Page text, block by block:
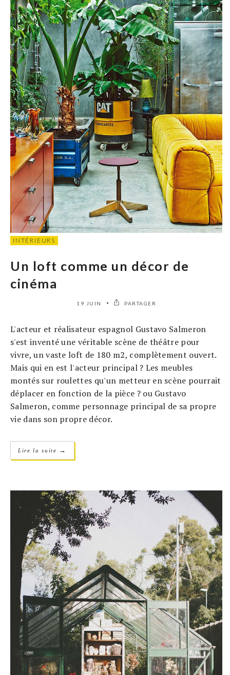
INTÉRIEURS
Un loft comme un décor de
cinéma
19 JUIN PARTAGER
L'acteur et réalisateur espagnol Gustavo Salmeron
s'est inventé une véritable scène de théâtre pour
vivre, un vaste loft de 180 m2, complètement ouvert.
Mais qui en est l'acteur principal ? Les meubles
montés sur roulettes qu'un metteur en scène pourrait
déplacer en fonction de la pièce ? ou Gustavo
Salmeron, comme personnage principal de sa propre
vie dans son propre décor.
Lire la suite →